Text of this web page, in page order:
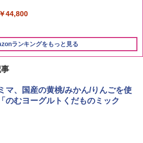
￥44,800
ランキングをもっと見る
マ、国産の黄桃/みかん/りんごを使
のむヨーグルトくだものミック